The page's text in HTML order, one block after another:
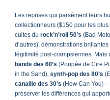
Les reprises qui parsèment leurs
collectionneurs ($150 pour les
cultes du rock’n’roll 50’s (Bad
d’autres), démonstrations
légitimité post-crampsiennes. Mais
bands des 60’s (Poupée de Cire
in the Sand), synth-pop des 80’s
canaille des 30’s (How Can You)
préserver les différences qui